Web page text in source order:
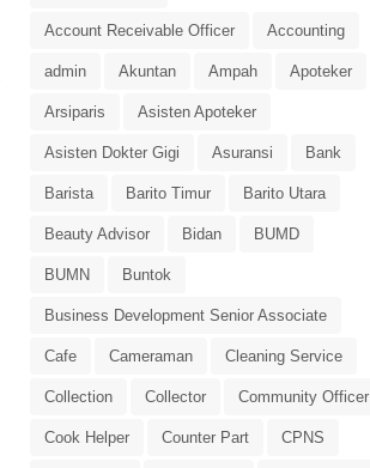
Account Receivable Officer Accounting
admin Akuntan Ampah Apoteker
Arsiparis Asisten Apoteker
Asisten Dokter Gigi Asuransi Bank
Barista Barito Timur Barito Utara
Beauty Advisor Bidan BUMD
BUMN Buntok
Business Development Senior Associate
Cafe Cameraman Cleaning Service
Collection Collector Community Officer
Cook Helper Counter Part CPNS